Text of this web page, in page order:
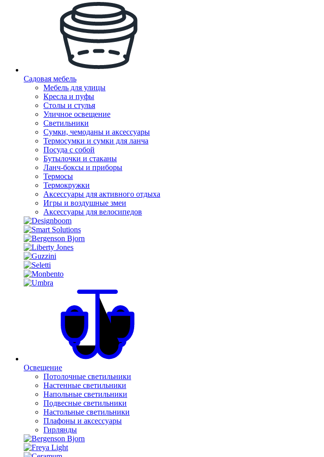
Садовая мебель
Мебель для улицы
Кресла и пуфы
Столы и стулья
Уличное освещение
Светильники
Сумки, чемоданы и аксессуары
Термосумки и сумки для ланча
Посуда с собой
Бутылочки и стаканы
Ланч-боксы и приборы
Термосы
Термокружки
Аксессуары для активного отдыха
Игры и воздушные змеи
Аксессуары для велосипедов
Освещение
Потолочные светильники
Настенные светильники
Напольные светильники
Подвесные светильники
Настольные светильники
Плафоны и аксессуары
Гирлянды